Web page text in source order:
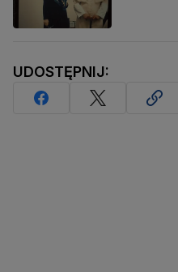
UDOSTĘPNIJ: